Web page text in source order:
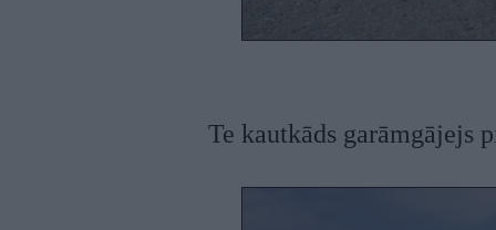
Te kautkāds garāmgājejs